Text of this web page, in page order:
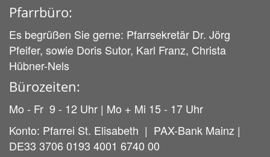
Pfarrbüro:
Es begrüßen Sie gerne: Pfarrsekretär Dr. Jörg
Pfeifer, sowie Doris Sutor, Karl Franz, Christa
Hübner-Nels
Bürozeiten:
Mo - Fr 9 - 12 Uhr | Mo + Mi 15 - 17 Uhr
Konto: Pfarrei St. Elisabeth | PAX-Bank Mainz |
DE33 3706 0193 4001 6740 00